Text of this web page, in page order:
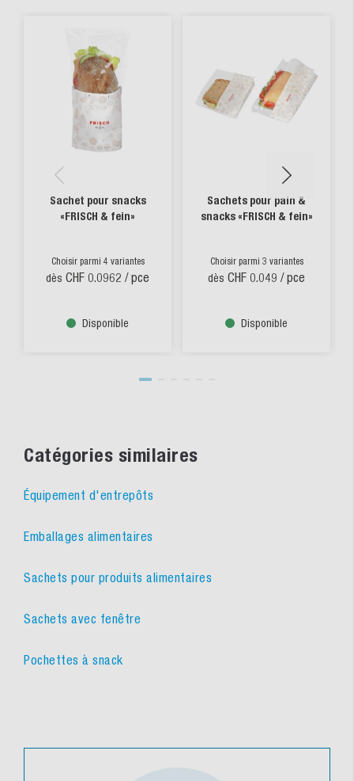
Sachet pour snacks
«FRISCH & fein»
Choisir parmi 4 variantes
dès CHF 0.0962 / pce
Disponible
Sachets pour pain &
snacks «FRISCH & fein»
Choisir parmi 3 variantes
dès CHF 0.049 / pce
Disponible
Catégories similaires
Équipement d'entrepôts
Emballages alimentaires
Sachets pour produits alimentaires
Sachets avec fenêtre
Pochettes à snack